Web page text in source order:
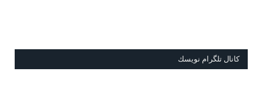
كانال تلگرام نويسك